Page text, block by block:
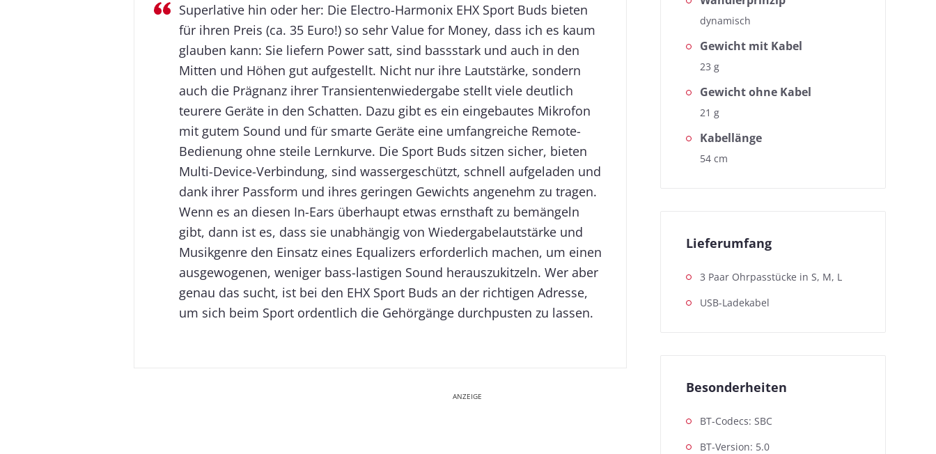
Superlative hin oder her: Die Electro-Harmonix EHX Sport Buds bieten
für ihren Preis (ca. 35 Euro!) so sehr Value for Money, dass ich es kaum
glauben kann: Sie liefern Power satt, sind bassstark und auch in den
Mitten und Höhen gut aufgestellt. Nicht nur ihre Lautstärke, sondern
auch die Prägnanz ihrer Transientenwiedergabe stellt viele deutlich
teurere Geräte in den Schatten. Dazu gibt es ein eingebautes Mikrofon
mit gutem Sound und für smarte Geräte eine umfangreiche Remote-
Bedienung ohne steile Lernkurve. Die Sport Buds sitzen sicher, bieten
Multi-Device-Verbindung, sind wassergeschützt, schnell aufgeladen und
dank ihrer Passform und ihres geringen Gewichts angenehm zu tragen.
Wenn es an diesen In-Ears überhaupt etwas ernsthaft zu bemängeln
gibt, dann ist es, dass sie unabhängig von Wiedergabelautstärke und
Musikgenre den Einsatz eines Equalizers erforderlich machen, um einen
ausgewogenen, weniger bass-lastigen Sound herauszukitzeln. Wer aber
genau das sucht, ist bei den EHX Sport Buds an der richtigen Adresse,
um sich beim Sport ordentlich die Gehörgänge durchpusten zu lassen.
ANZEIGE
dynamisch
Gewicht mit Kabel
23 g
Gewicht ohne Kabel
21 g
Kabellänge
54 cm
Lieferumfang
3 Paar Ohrpasstücke in S, M, L
USB-Ladekabel
Besonderheiten
BT-Codecs: SBC
BT-Version: 5.0